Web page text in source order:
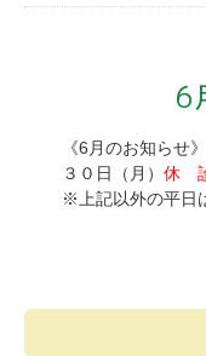
6
《6月のお知らせ》
３０日（月） 休
※上記以外の平日